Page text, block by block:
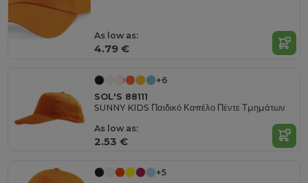
As low as:
4.79 €
+6
SOL'S 88111
SUNNY KIDS Παιδικό Καπέλο Πέντε Τμημάτων
As low as:
2.53 €
+5